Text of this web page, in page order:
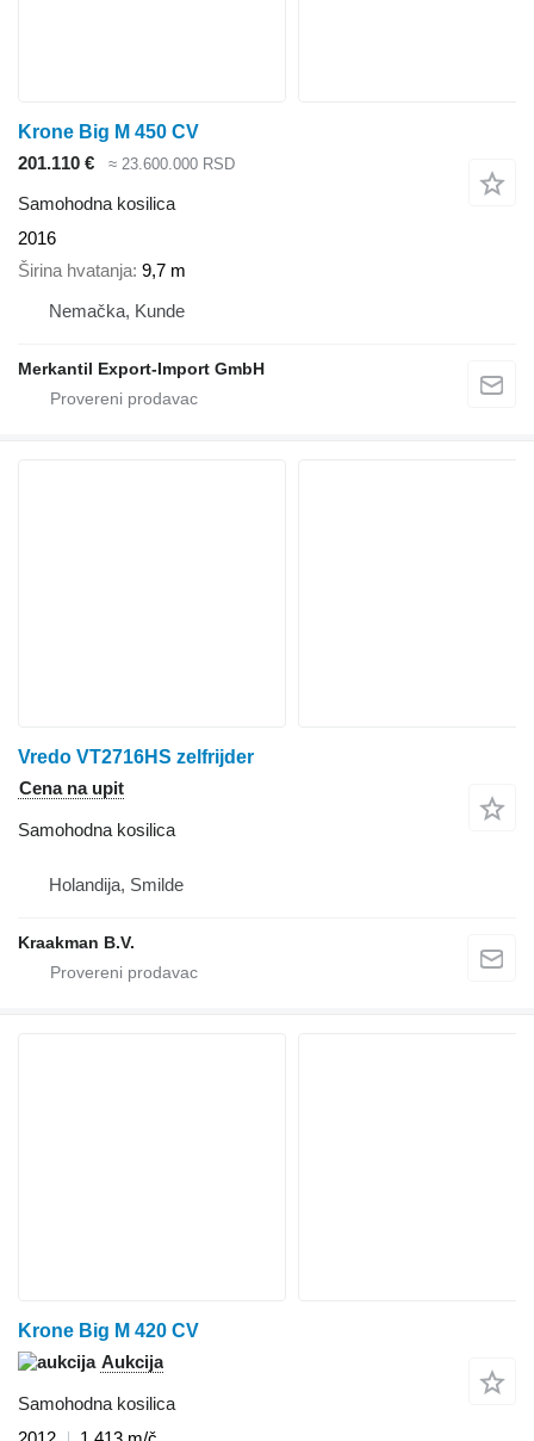
Krone Big M 450 CV
201.110 €
≈ 23.600.000 RSD
Samohodna kosilica
2016
Širina hvatanja 9,7 m
Nemačka, Kunde
Merkantil Export-Import GmbH
Vredo VT2716HS zelfrijder
Cena na upit
Samohodna kosilica
Holandija, Smilde
Kraakman B.V.
Krone Big M 420 CV
Aukcija
Samohodna kosilica